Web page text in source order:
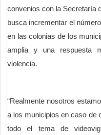
convenios con la Secretaría
busca incrementar el
en las colonias de los
amplia y una respuesta
violencia.
“Realmente nosotros
a los municipios en caso de
todo el tema de